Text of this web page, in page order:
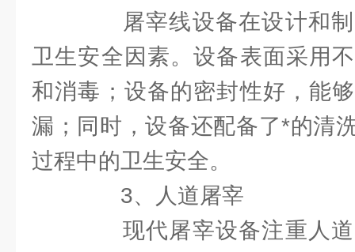
屠宰线设备在设计和制
卫生安全因素。设备表面采用
和消毒；设备的密封性好，能
漏；同时，设备还配备了*的清
过程中的卫生安全。
3、人道屠宰
现代屠宰设备注重人道